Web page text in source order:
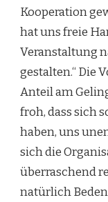
Kooperation
hat uns freie
Veranstaltung
gestalten.“ Die
Anteil am
froh, dass sich
haben, uns
sich die
überraschend
natürlich